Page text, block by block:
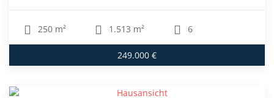
250 m² 1.513 m² 6
249.000 €